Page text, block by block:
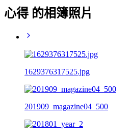
心得 的相簿照片
1629376317525.jpg
201909_magazine04_500